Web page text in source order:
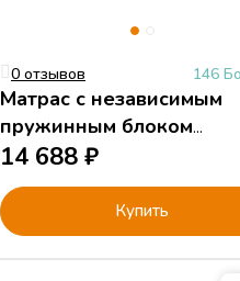
0 отзывов 146
Матрас с независимым
пружинным блоком
"Оптима" 190х80см/
14 688 ₽
Купить